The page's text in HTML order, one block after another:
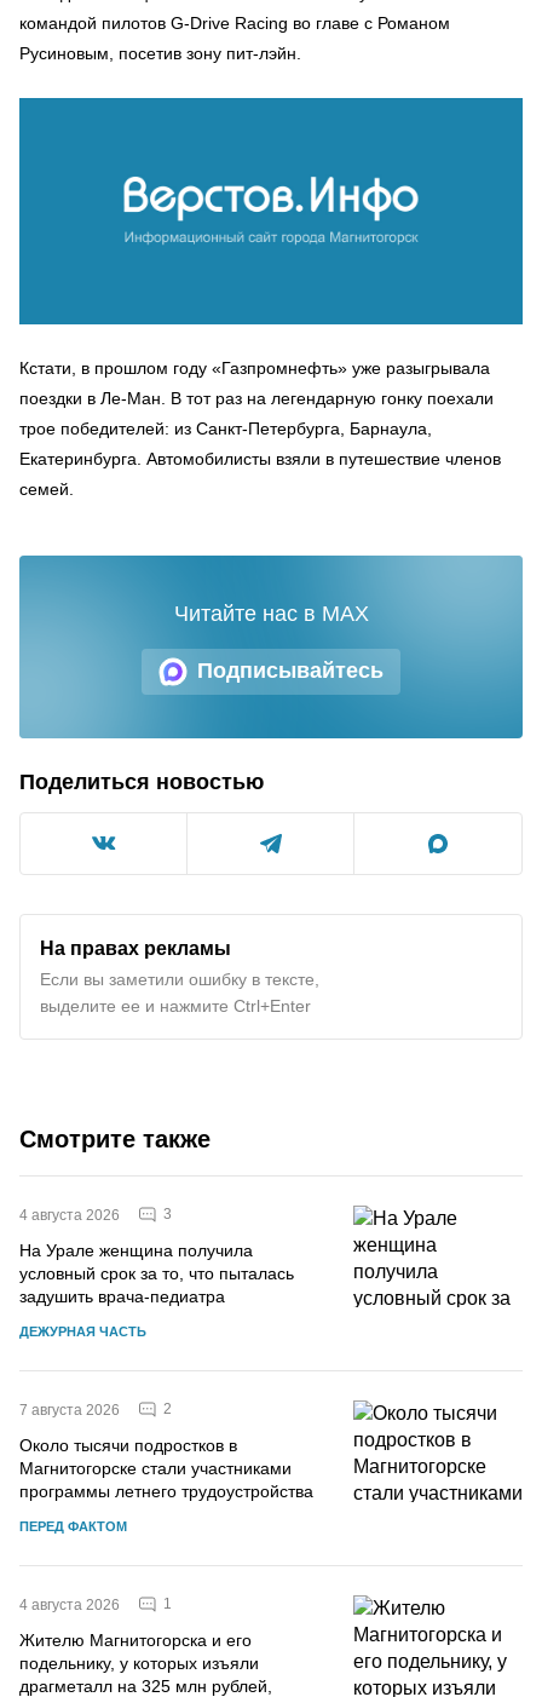
командой пилотов G-Drive Racing во главе с Романом
Русиновым, посетив зону пит-лэйн.
Кстати, в прошлом году «Газпромнефть» уже разыгрывала
поездки в Ле-Ман. В тот раз на легендарную гонку поехали
трое победителей: из Санкт-Петербурга, Барнаула,
Екатеринбурга. Автомобилисты взяли в путешествие членов
семей.
Подписывайтесь
Читайте нас в MAX
Поделиться новостью
На правах рекламы
Если вы заметили ошибку в тексте,
выделите ее и нажмите Ctrl+Enter
Смотрите также
4 августа 2026 3
На Урале женщина получила
условный срок за то, что пыталась
задушить врача-педиатра
ДЕЖУРНАЯ ЧАСТЬ
7 августа 2026 2
Около тысячи подростков в
Магнитогорске стали участниками
программы летнего трудоустройства
ПЕРЕД ФАКТОМ
4 августа 2026 1
Жителю Магнитогорска и его
подельнику, у которых изъяли
драгметалл на 325 млн рублей,